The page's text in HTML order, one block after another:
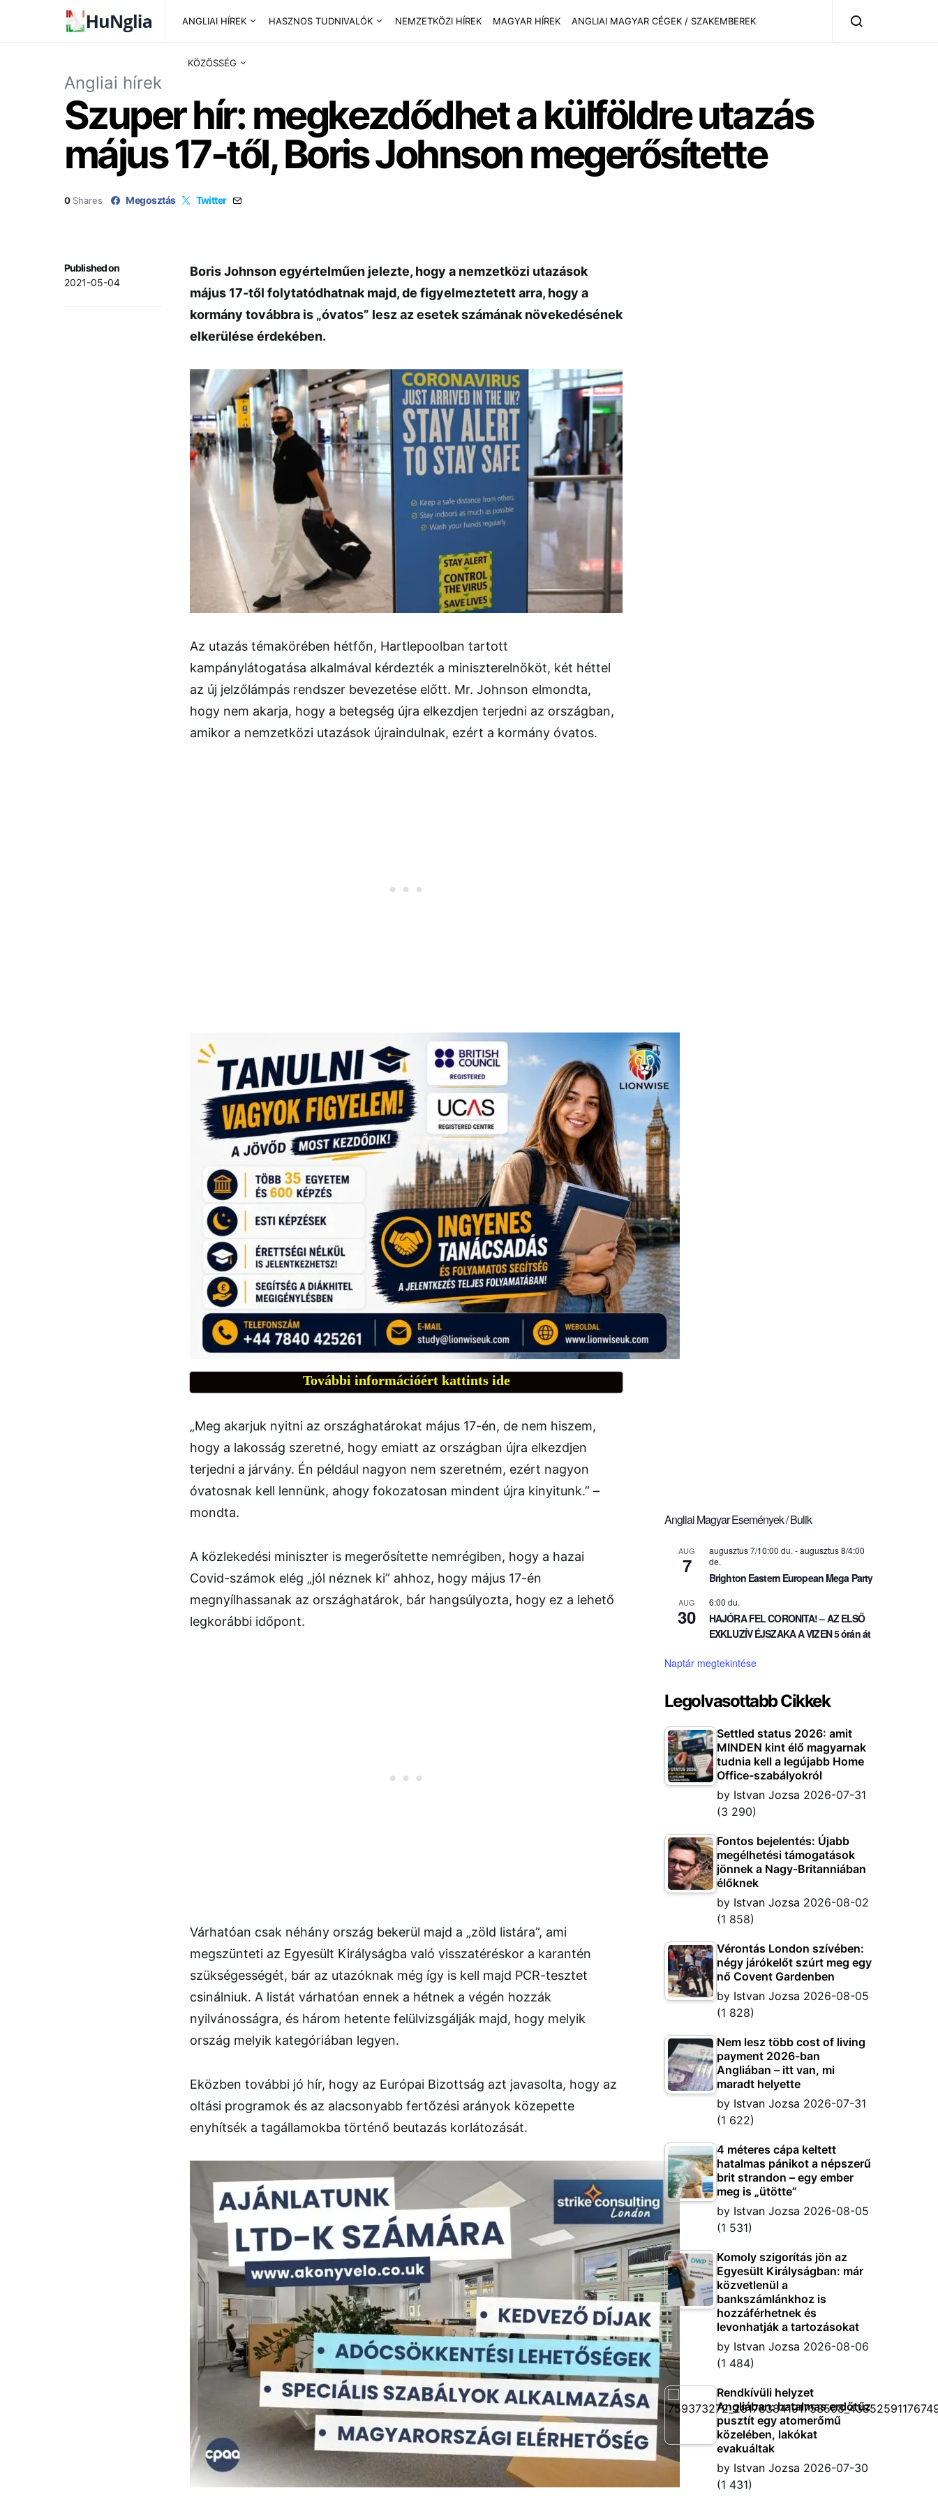
ANGLIAI HÍREK HASZNOS TUDNIVALÓK NEMZETKÖZI HÍREK MAGYAR HÍREK ANGLIAI MAGYAR CÉGEK / SZAKEMBEREK
KÖZÖSSÉG
Angliai hírek
Szuper hír: megkezdődhet a külföldre utazás
május 17-től, Boris Johnson megerősítette
0 Shares Megosztás Twitter
Published on
2021-05-04
Boris Johnson egyértelműen jelezte, hogy a nemzetközi utazások
május 17-től folytatódhatnak majd, de figyelmeztetett arra, hogy a
kormány továbbra is „óvatos” lesz az esetek számának növekedésének
elkerülése érdekében.
Az utazás témakörében hétfőn, Hartlepoolban tartott
kampánylátogatása alkalmával kérdezték a miniszterelnököt, két héttel
az új jelzőlámpás rendszer bevezetése előtt. Mr. Johnson elmondta,
hogy nem akarja, hogy a betegség újra elkezdjen terjedni az országban,
amikor a nemzetközi utazások újraindulnak, ezért a kormány óvatos.
További információért kattints ide
„Meg akarjuk nyitni az országhatárokat május 17-én, de nem hiszem,
hogy a lakosság szeretné, hogy emiatt az országban újra elkezdjen
terjedni a járvány. Én például nagyon nem szeretném, ezért nagyon
óvatosnak kell lennünk, ahogy fokozatosan mindent újra kinyitunk.” –
mondta.
A közlekedési miniszter is megerősítette nemrégiben, hogy a hazai
Covid-számok elég „jól néznek ki” ahhoz, hogy május 17-én
megnyílhassanak az országhatárok, bár hangsúlyozta, hogy ez a lehető
legkorábbi időpont.
Várhatóan csak néhány ország bekerül majd a „zöld listára”, ami
megszünteti az Egyesült Királyságba való visszatéréskor a karantén
szükségességét, bár az utazóknak még így is kell majd PCR-tesztet
csinálniuk. A listát várhatóan ennek a hétnek a végén hozzák
nyilvánosságra, és három hetente felülvizsgálják majd, hogy melyik
ország melyik kategóriában legyen.
Eközben további jó hír, hogy az Európai Bizottság azt javasolta, hogy az
oltási programok és az alacsonyabb fertőzési arányok közepette
enyhítsék a tagállamokba történő beutazás korlátozását.
Angliai Magyar Események / Bulik
AUG
7
augusztus 7/10:00 du. -augusztus 8/4:00
de.
Brighton Eastern European Mega Party
AUG
30
6:00 du.
HAJÓRA FEL CORONITA! – AZ ELSŐ
EXKLUZÍV ÉJSZAKA A VIZEN 5 órán át
Naptár megtekintése
Legolvasottabb Cikkek
Settled status 2026: amit
MINDEN kint élő magyarnak
tudnia kell a legújabb Home
Office-szabályokról
by Istvan Jozsa 2026-07-31
(3 290)
Fontos bejelentés: Újabb
megélhetési támogatások
jönnek a Nagy-Britanniában
élőknek
by Istvan Jozsa 2026-08-02
(1 858)
Vérontás London szívében:
négy járókelőt szúrt meg egy
nő Covent Gardenben
by Istvan Jozsa 2026-08-05
(1 828)
Nem lesz több cost of living
payment 2026-ban
Angliában – itt van, mi
maradt helyette
by Istvan Jozsa 2026-07-31
(1 622)
4 méteres cápa keltett
hatalmas pánikot a népszerű
brit strandon – egy ember
meg is „ütötte”
by Istvan Jozsa 2026-08-05
(1 531)
Komoly szigorítás jön az
Egyesült Királyságban: már
közvetlenül a
bankszámlánkhoz is
hozzáférhetnek és
levonhatják a tartozásokat
by Istvan Jozsa 2026-08-06
(1 484)
Rendkívüli helyzet
Angliában: hatalmas erdőtűz
pusztít egy atomerőmű
közelében, lakókat
evakuáltak
by Istvan Jozsa 2026-07-30
(1 431)